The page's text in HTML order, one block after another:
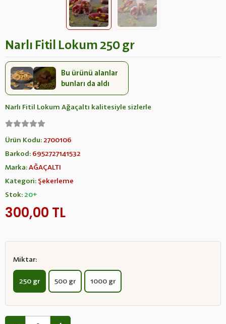
Narlı Fitil Lokum 250 gr
Bu ürünü alanlar
bunları da aldı
Narlı Fitil Lokum Ağaçaltı kalitesiyle sizlerle
Ürün Kodu:2700106
Barkod: 6952727141532
Marka:AĞAÇALTI
Kategori: Şekerleme
Stok:20+
300,00 TL
Miktar:
250 gr 500 gr 1000 gr